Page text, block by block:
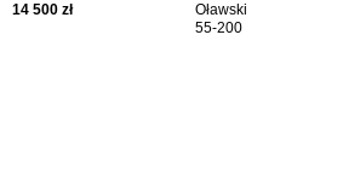
14 500 zł
Oławski
55-200